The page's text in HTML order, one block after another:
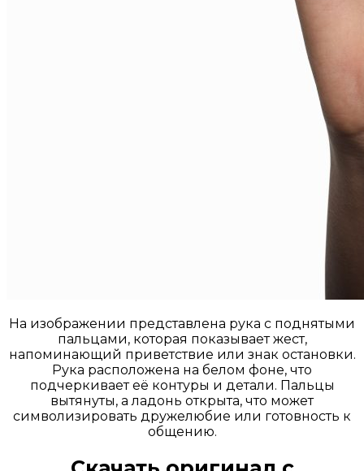
На изображении представлена рука с поднятыми
пальцами, которая показывает жест,
напоминающий приветствие или знак остановки.
Рука расположена на белом фоне, что
подчеркивает её контуры и детали. Пальцы
вытянуты, а ладонь открыта, что может
символизировать дружелюбие или готовность к
общению.